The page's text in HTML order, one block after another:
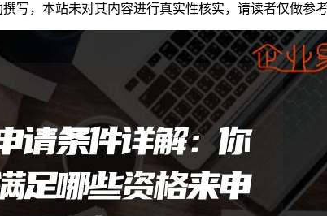
写，本站未对其内容进行真实性核实，请读者仅做